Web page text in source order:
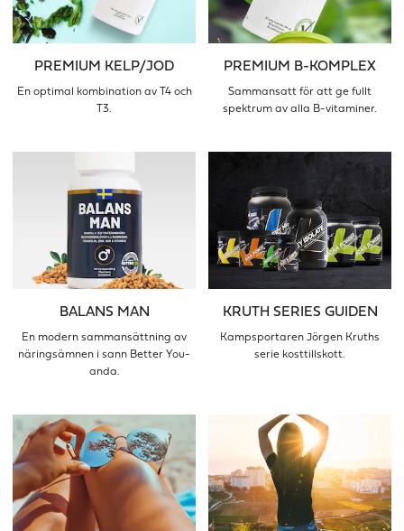
PREMIUM KELP/JOD
En optimal kombination av T4 och
T3.
PREMIUM B-KOMPLEX
Sammansatt för att ge fullt
spektrum av alla B-vitaminer.
BALANS MAN
En modern sammansättning av
näringsämnen i sann Better You-
anda.
KRUTH SERIES GUIDEN
Kampsportaren Jörgen Kruths
serie kosttillskott.